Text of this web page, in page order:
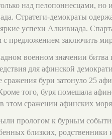
над пелопоннесцами, но
Стратеги-демократы
успехи Алкивиада.
с предложением заключить
военном значении
для афинской
бури затонуло 25
того, буря помешала
этом сражении афинских
прологом к бурным
близких, родственники